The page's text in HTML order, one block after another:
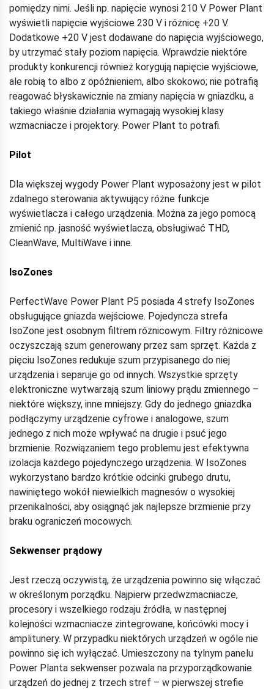
pomiędzy nimi. Jeśli np. napięcie wynosi 210 V Power Plant
wyświetli napięcie wyjściowe 230 V i różnicę +20 V.
Dodatkowe +20 V jest dodawane do napięcia wyjściowego,
by utrzymać stały poziom napięcia. Wprawdzie niektóre
produkty konkurencji również korygują napięcie wyjściowe,
ale robią to albo z opóźnieniem, albo skokowo; nie potrafią
reagować błyskawicznie na zmiany napięcia w gniazdku, a
takiego właśnie działania wymagają wysokiej klasy
wzmacniacze i projektory. Power Plant to potrafi.
Pilot
Dla większej wygody Power Plant wyposażony jest w pilot
zdalnego sterowania aktywujący różne funkcje
wyświetlacza i całego urządzenia. Można za jego pomocą
zmienić np. jasność wyświetlacza, obsługiwać THD,
CleanWave, MultiWave i inne.
IsoZones
PerfectWave Power Plant P5 posiada 4 strefy IsoZones
obsługujące gniazda wejściowe. Pojedyncza strefa
IsoZone jest osobnym filtrem różnicowym. Filtry różnicowe
oczyszczają szum generowany przez sam sprzęt. Każda z
pięciu IsoZones redukuje szum przypisanego do niej
urządzenia i separuje go od innych. Wszystkie sprzęty
elektroniczne wytwarzają szum liniowy prądu zmiennego –
niektóre większy, inne mniejszy. Gdy do jednego gniazdka
podłączymy urządzenie cyfrowe i analogowe, szum
jednego z nich może wpływać na drugie i psuć jego
brzmienie. Rozwiązaniem tego problemu jest efektywna
izolacja każdego pojedynczego urządzenia. W IsoZones
wykorzystano bardzo krótkie odcinki grubego drutu,
nawiniętego wokół niewielkich magnesów o wysokiej
przenikalności, aby osiągnąć jak najlepsze brzmienie przy
braku ograniczeń mocowych.
Sekwenser prądowy
Jest rzeczą oczywistą, że urządzenia powinno się włączać
w określonym porządku. Najpierw przedwzmacniacze,
procesory i wszelkiego rodzaju źródła, w następnej
kolejności wzmacniacze zintegrowane, końcówki mocy i
amplitunery. W przypadku niektórych urządzeń w ogóle nie
powinno się ich wyłączać. Umieszczony na tylnym panelu
Power Planta sekwenser pozwala na przyporządkowanie
urządzeń do jednej z trzech stref – w pierwszej strefie